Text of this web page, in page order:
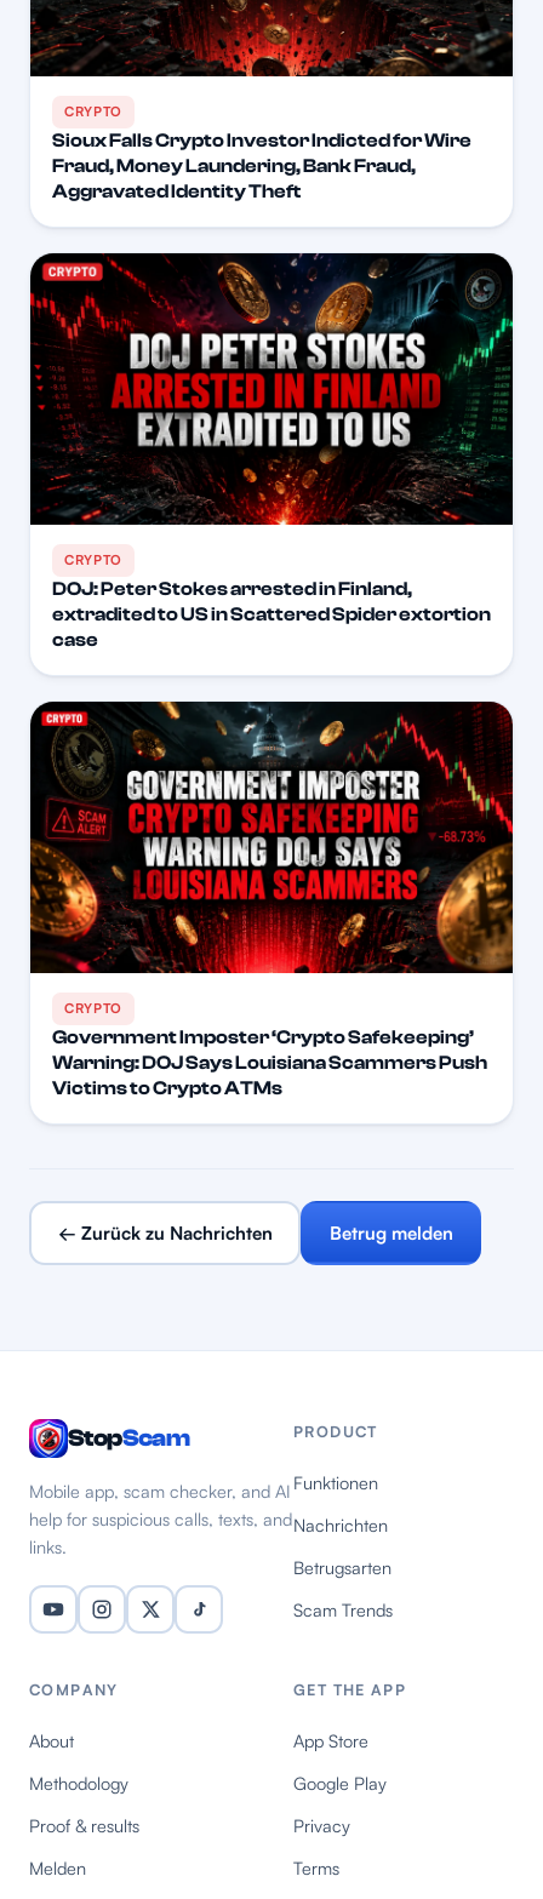
CRYPTO
Sioux Falls Crypto Investor Indicted for Wire
Fraud, Money Laundering, Bank Fraud,
Aggravated Identity Theft
CRYPTO
DOJ: Peter Stokes arrested in Finland,
extradited to US in Scattered Spider extortion
case
CRYPTO
Government Imposter ‘Crypto Safekeeping’
Warning: DOJ Says Louisiana Scammers Push
Victims to Crypto ATMs
← Zurück zu Nachrichten Betrug melden
StopScam
Mobile app, scam checker, and AI
help for suspicious calls, texts, and
links.
PRODUCT
Funktionen
Nachrichten
Betrugsarten
Scam Trends
COMPANY
About
Methodology
Proof & results
Melden
GET THE APP
App Store
Google Play
Privacy
Terms